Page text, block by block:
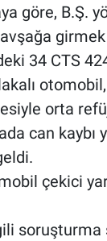
göre, B.Ş.
34 CTS
orta
can
çekici
soruşturma